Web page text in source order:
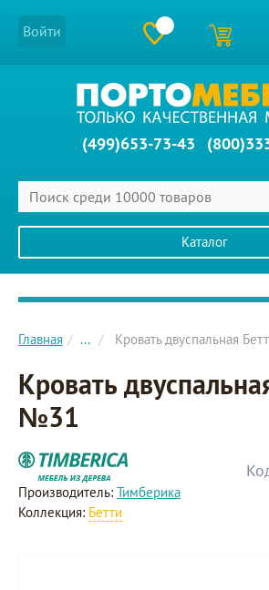
Войти
(499)653-73-43
Каталог
Главное меню сайта
Главная ... Кровать двуспальная
Кровать
№31
Производитель: Тимберика
Коллекция: Бетти